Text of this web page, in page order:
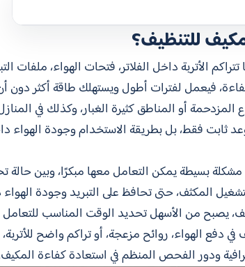
للتنظيف؟
تتراكم الأتربة داخل الفلاتر، فتحات الهواء، ملفات
فيعمل لفترات أطول ويستهلك طاقة أكثر دون
المزدحمة أو المناطق كثيرة الغبار، وكذلك في
ثابت فقط، بل بطريقة الاستخدام وجودة الهواء
بسيطة يمكن التعامل معها مبكرًا، وبين
المكثف، حتى تحافظ على التبريد وجودة
يصبح من الأسهل تحديد الوقت المناسب للتعامل
الهواء، روائح مزعجة، أو تراكم واضح للأتربة،
ودور الفحص المنظم في استعادة كفاءة